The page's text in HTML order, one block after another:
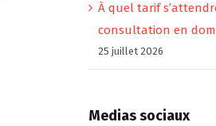
À quel tarif
consultation en
25 juillet 2026
Medias sociaux